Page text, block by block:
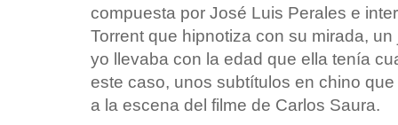
compuesta por José Luis Perales e
Torrent que hipnotiza con su mirada,
yo llevaba con la edad que ella tenía
este caso, unos subtítulos en chino
a la escena del filme de Carlos Saura.